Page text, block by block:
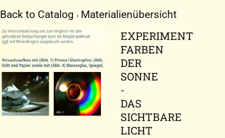
Inhalt
Back to Catalog Materialienübersicht
EXPERIMENT
FARBEN
DER
SONNE
-
DAS
SICHTBARE
LICHT